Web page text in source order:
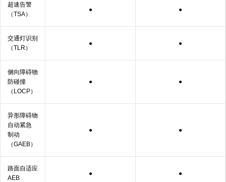
超速告警
（TSA）
● ●
交通灯识别
（TLR）
● ●
侧向障碍物
防碰撞
（LOCP）
● ●
异形障碍物
自动紧急
制动
（GAEB）
● ●
路面自适应
AEB
● ●